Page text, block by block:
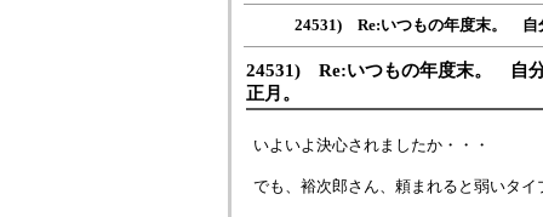
24531) Re:いつもの年度末。 自
24531) Re:いつもの年度末。 自
正月。
いよいよ決心されましたか・・・
でも、裕次郎さん、頼まれると弱いタ